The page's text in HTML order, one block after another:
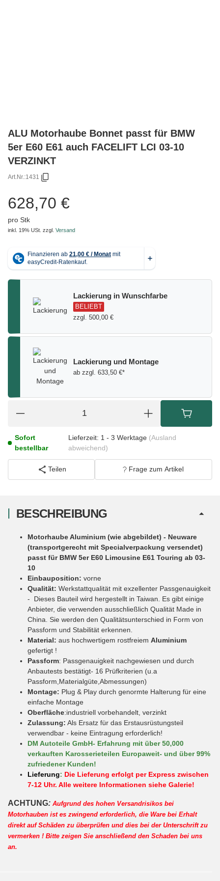
ALU Motorhaube Bonnet passt für BMW
5er E60 E61 auch FACELIFT LCI 03-10
VERZINKT
Art.Nr.:1431
628,70 €
pro Stk
inkl. 19% USt. zzgl. Versand
Lackierung in Wunschfarbe
BELIEBT
zzgl. 500,00 €
Lackierung und Montage
ab zzgl. 633,50 €*
Sofort
bestellbar
Lieferzeit: 1 - 3 Werktage (Ausland
abweichend)
Teilen Frage zum Artikel
BESCHREIBUNG
Motorhaube Aluminium (wie abgebildet) - Neuware
(transportgerecht mit Specialverpackung versendet)
passt für BMW 5er E60 Limousine E61 Touring ab 03-
10
Einbauposition: vorne
Qualität: Werkstattqualität mit exzellenter Passgenauigkeit
- Dieses Bauteil wird hergestellt in Taiwan. Es gibt einige
Anbieter, die verwenden ausschließlich Qualität Made in
China. Sie werden den Qualitätsunterschied in Form von
Passform und Stabilität erkennen.
Material: aus hochwertigem rostfreiem Aluminium
gefertigt !
Passform: Passgenauigkeit nachgewiesen und durch
Anbautests bestätigt- 16 Prüfkriterien (u.a
Passform,Materialgüte,Abmessungen)
Montage: Plug & Play durch genormte Halterung für eine
einfache Montage
Oberfläche:industriell vorbehandelt, verzinkt
Zulassung: Als Ersatz für das Erstausrüstungsteil
verwendbar - keine Eintragung erforderlich!
DM Autoteile GmbH- Erfahrung mit über 50,000
verkauften Karosserieteilen Europaweit- und über 99%
zufriedener Kunden!
Lieferung: Die Lieferung erfolgt per Express zwischen
7-12 Uhr. Alle weitere Informationen siehe Galerie!
ACHTUNG: Aufgrund des hohen Versandrisikos bei
Motorhauben ist es zwingend erforderlich, die Ware bei Erhalt
direkt auf Schäden zu überprüfen und dies bei der Unterschrift zu
vermerken ! Bitte zeigen Sie anschließend den Schaden bei uns
an.